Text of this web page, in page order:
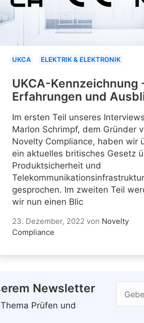
UKCA ELEKTRIK & ELEKTRONIK
UKCA-Kennzeichnung
Erfahrungen und
Im ersten Teil unseres
Marlon Schrimpf, dem Gründer
Novelty Compliance, haben wir
ein aktuelles britisches Gesetz
Produktsicherheit und
Telekommunikationsinfrastruktur
gesprochen. Im zweiten Teil
wir nun einen Blic
23. Dezember, 2022 von Novelty
Compliance
Newsletter
Prüfen und